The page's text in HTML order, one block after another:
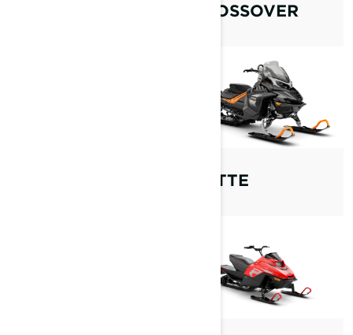
CROSSOVER
NYTTE